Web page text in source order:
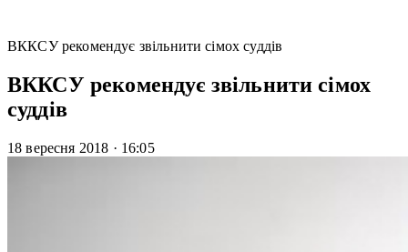
ВККСУ рекомендує звільнити сімох суддів
ВККСУ рекомендує звільнити сімох
суддів
18 вересня 2018 · 16:05